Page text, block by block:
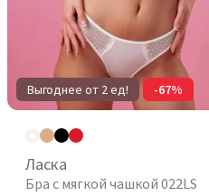
Выгоднее от 2 ед! -67%
Ласка
Бра с мягкой чашкой 022LS